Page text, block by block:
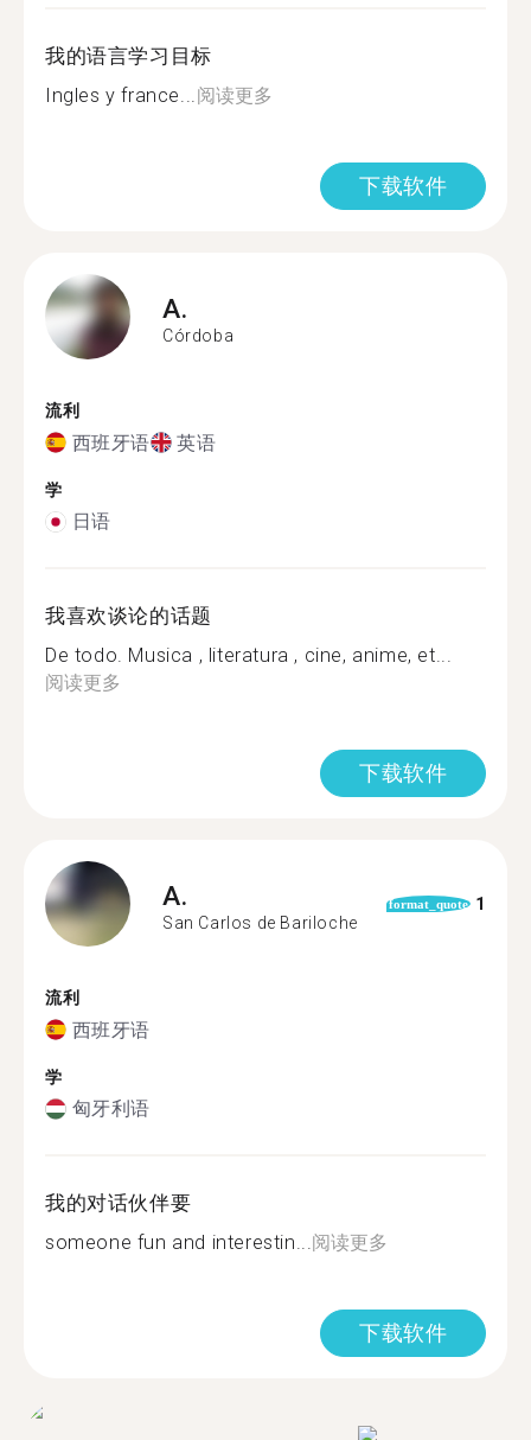
我的语言学习目标
Ingles y france...阅读更多
下载软件
A.
Córdoba
流利
西班牙语 英语
学
日语
我喜欢谈论的话题
De todo. Musica , literatura , cine, anime, et...
阅读更多
下载软件
A.
San Carlos de Bariloche
format_quote 1
流利
西班牙语
学
匈牙利语
我的对话伙伴要
someone fun and interestin...阅读更多
下载软件